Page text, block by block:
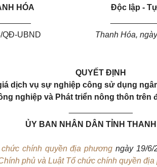
HÓA
QĐ-UBND
Độc lập -
Thanh Hóa,
QUYẾT ĐỊNH
dịch vụ sự nghiệp công sử dụng
nghiệp và Phát triển nông thôn trên
ỦY BAN NHÂN DÂN TỈNH
chính quyền địa phương ngày 19/6/
phủ và Luật Tổ chức chính quyền